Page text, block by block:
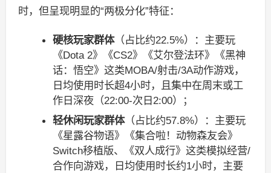
时，但呈现明显的“两极分化”特征：
硬核玩家群体（占比约22.5%）：主要玩
《Dota 2》《CS2》《艾尔登法环》《黑神
话：悟空》这类MOBA/射击/3A动作游戏，
日均使用时长超4小时，且集中在周末或工
作日深夜（22:00-次日2:00）；
轻休闲玩家群体（占比约57.8%）：主要玩
《星露谷物语》《集合啦！动物森友会》
Switch移植版、《双人成行》这类模拟经营/
合作向游戏，日均使用时长约1小时，主要